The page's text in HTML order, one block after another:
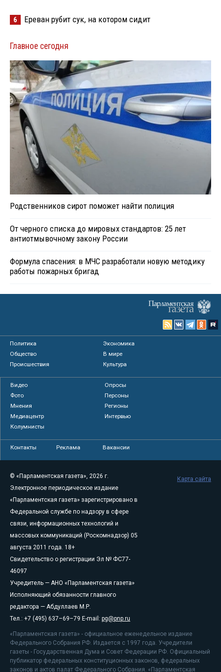
6 Ереван рубит сук, на котором сидит
Главное сегодня
Родственников сирот поможет найти полиция
От черного списка до мировых стандартов: 25 лет
антиотмывочному закону России
Формула спасения: в МЧС разработали новую методику
работы пожарных бригад
Политика
Экономика
Общество
В мире
Происшествия
Культура
Видео
Опросы
Фото
Персоны
Мнения
Регионы
Медиацентр
Интервью
Колумнисты
Контакты Реклама Вакансии
© «Парламентская газета», 2026 г.
Электронное периодическое издание
«Парламентская газета» зарегистрировано в
Федеральной службе по надзору в сфере
связи, информационных технологий и
массовых коммуникаций (Роскомнадзор) 05
августа 2011 года. 18+
Свидетельство о регистрации Эл № ФС77-
46097
Учредитель — АНО «Парламентская газета»
Исполняющий обязанности главного
редактора — Абдуллаев М.Р.
Тел.: +7 (495) 637–69–79 E-mail: pg@pnp.ru
«Парламентская газета» - официальное еженедельное издание
Федерального Собрания РФ. Издается с 1997 года. Учредители
газеты - Государственная Дума и Совет Федерации РФ. Официальный
публикатор федеральных конституционных законов, федеральных
законов и актов палат Федерального Собрания. «Парламентская
Карта сайта